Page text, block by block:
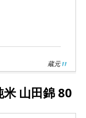
蔵元
山田錦 80